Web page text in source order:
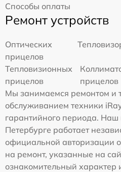
Способы оплаты
Ремонт устройств
Оптических
прицелов
Тепловизионных
прицелов
прицелов
Мы занимаемся ремонтом и
обслуживанием техники
гарантийного периода. Наш
Петербурге работает
официальной авторизации
на ремонт, указанные на
ознакомительный характер